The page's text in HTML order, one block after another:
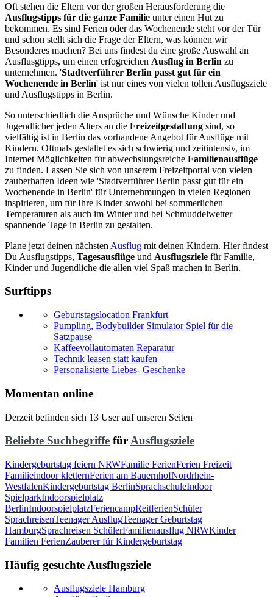
Oft stehen die Eltern vor der großen Herausforderung die
Ausflugstipps für die ganze Familie unter einen Hut zu
bekommen. Es sind Ferien oder das Wochenende steht vor der Tür
und schon stellt sich die Frage der Eltern, was können wir
Besonderes machen? Bei uns findest du eine große Auswahl an
Ausflusgtipps, um einen erfogreichen Ausflug in Berlin zu
unternehmen. 'Stadtverführer Berlin passt gut für ein
Wochenende in Berlin' ist nur eines von vielen tollen Ausflugsziele
und Ausflugstipps in Berlin.
So unterschiedlich die Ansprüche und Wünsche Kinder und
Jugendlicher jeden Alters an die Freizeitgestaltung sind, so
vielfältig ist in Berlin das vorhandene Angebot für Ausflüge mit
Kindern. Oftmals gestaltet es sich schwierig und zeitintensiv, im
Internet Möglichkeiten für abwechslungsreiche Familienausflüge
zu finden. Lassen Sie sich von unserem Freizeitportal von vielen
zauberhaften Ideen wie 'Stadtverführer Berlin passt gut für ein
Wochenende in Berlin' für Unternehmungen in vielen Regionen
inspirieren, um für Ihre Kinder sowohl bei sommerlichen
Temperaturen als auch im Winter und bei Schmuddelwetter
spannende Tage in Berlin zu gestalten.
Plane jetzt deinen nächsten Ausflug mit deinen Kindern. Hier findest
Du Ausflugstipps, Tagesausflüge und Ausflugsziele für Familie,
Kinder und Jugendliche die allen viel Spaß machen in Berlin.
Surftipps
Geburtstagslocation Frankfurt
Pumpling, Bodybuilder Simulator Spiel für die
Satzpause
Kaffeevollautomaten Reparatur
Technik leasen statt kaufen
Personalisierte Liebes- Geschenke
Momentan online
Derzeit befinden sich 13 User auf unseren Seiten
Beliebte Suchbegriffe fürAusflugsziele
Kindergeburtstag feiern NRWFamilie FerienFerien Freizeit
Familieindoor kletternFerien am BauernhofNordrhein-
WestfalenKindergeburtstag BerlinSprachschuleIndoor
SpielparkIndoorspielplatz
BerlinIndoorspielplatzFeriencampReitferienSchüler
SprachreisenTeenager AusflugTeenager Geburtstag
HamburgSprachreisen SchülerFamilienausflug NRWKinder
Familien FerienZauberer für Kindergeburtstag
Häufig gesuchte Ausflugsziele
Ausflugsziele Hamburg